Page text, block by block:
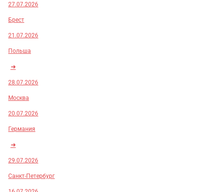
27.07.2026
Брест
21.07.2026
Польша
➜
28.07.2026
Москва
20.07.2026
Германия
➜
29.07.2026
Санкт-Петербург